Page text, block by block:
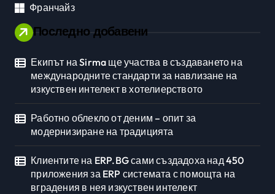
Франчайз
Последно добавени
Екипът на Sirma ще участва в създаването на
международните стандарти за навлизане на
изкуствен интелект в хотелиерството
Работно облекло от деним – опит за
модернизиране на традицията
Клиентите на ERP.BG сами създадоха над 450
приложения за ERP системата с помощта на
вградения в нея изкуствен интелект